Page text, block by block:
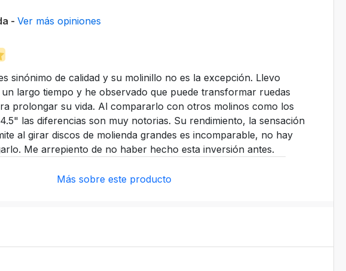
- Ver más opiniones
sinónimo de calidad y su molinillo no es la excepción. Llevo
largo tiempo y he observado que puede transformar ruedas
prolongar su vida. Al compararlo con otros molinos como los
las diferencias son muy notorias. Su rendimiento, la sensación
al girar discos de molienda grandes es incomparable, no hay
Me arrepiento de no haber hecho esta inversión antes.
Más sobre este producto